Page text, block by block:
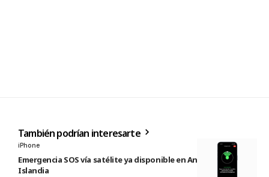
También podrían interesarte
iPhone
Emergencia SOS vía satélite ya disponible en Andorra e
Islandia